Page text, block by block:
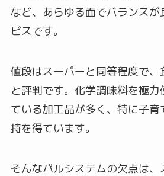
など、あらゆる面でバランスが
ビスです。
値段はスーパーと同等程度で、
と評判です。化学調味料を極
ている加工品が多く、特に子育
持を得ています。
そんなパルシステムの欠点は、